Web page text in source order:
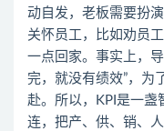
动自发，老板需要扮
关怀员工，比如劝员
一点回家。事实上，
完，就没有绩效”，为
赴。所以，KPI是一盏
连，把产、供、销、